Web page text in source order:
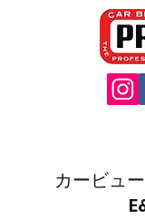
カービュ